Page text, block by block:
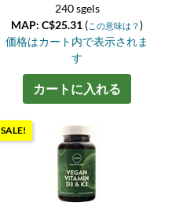
240 sgels
MAP: C$25.31 (この意味は？)
価格はカート内で表示されま
す
カートに入れる
SALE!